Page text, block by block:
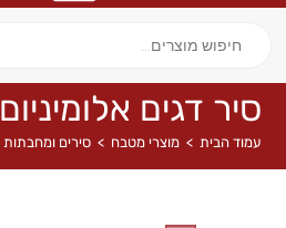
סיר דגים אלומיניום 36 ס״מ
עמוד הבית > מוצרי מטבח > סירים ומחבתות